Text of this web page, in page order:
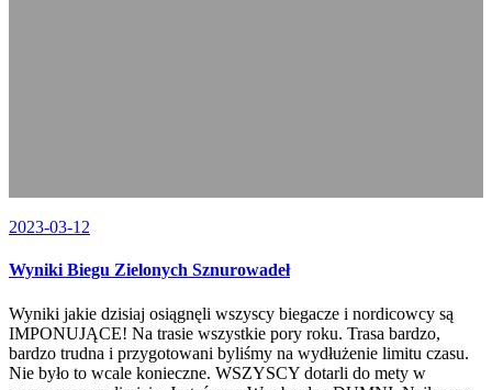
2023-03-12
Wyniki Biegu Zielonych Sznurowadeł
Wyniki jakie dzisiaj osiągnęli wszyscy biegacze i nordicowcy są
IMPONUJĄCE! Na trasie wszystkie pory roku. Trasa bardzo,
bardzo trudna i przygotowani byliśmy na wydłużenie limitu czasu.
Nie było to wcale konieczne. WSZYSCY dotarli do mety w